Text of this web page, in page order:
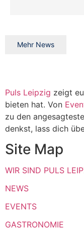
Mehr News
Puls Leipzig zeigt
bieten hat. Von
zu den
denkst, lass dich
Site Map
WIR SIND PULS
NEWS
EVENTS
GASTRONOMIE